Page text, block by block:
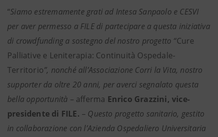
“Siamo estremamente grati ad Intesa Sanpaolo e CESVI
per aver permesso a FILE di partecipare a questa iniziativa
di crowdfunding a sostegno del nostro progetto “Cure
Palliative e Leniterapia: Continuità Ospedale-
Territorio”, nonché all’Associazione Corri la Vita, nostro
supporter da oltre 20 anni, per averci segnalato questa
bella opportunità – afferma Enrico Grazzini, vice-
presidente di FILE. – Questo progetto sanitario, gestito
in collaborazione con l’Azienda Ospedaliero Universitaria